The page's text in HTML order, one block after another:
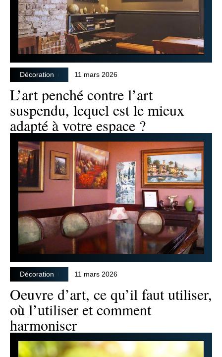
Décoration 11 mars 2026
L’art penché contre l’art
suspendu, lequel est le mieux
adapté à votre espace ?
Décoration 11 mars 2026
Oeuvre d’art, ce qu’il faut utiliser,
où l’utiliser et comment
harmoniser